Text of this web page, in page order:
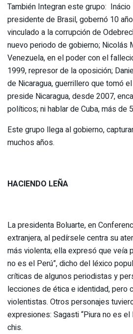
También Integran este grupo: Inácio
presidente de Brasil, gobernó 10
vinculado a la corrupción de
nuevo periodo de gobierno; Nicolás
Venezuela, en el poder con el
1999, represor de la oposición;
de Nicaragua, guerrillero que tomó
preside Nicaragua, desde 2007,
políticos; ni hablar de Cuba, más de
Este grupo llega al gobierno,
muchos años.
HACIENDO LEÑA
La presidenta Boluarte, en
extranjera, al pedírsele centra su
más violenta; ella expresó que veía
no es el Perú”, dicho del léxico
críticas de algunos periodistas y
lecciones de ética e identidad, pero
violentistas. Otros personajes
expresiones: Sagasti “Piura no es el
chis.